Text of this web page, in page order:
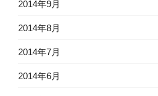
2014年9月
2014年8月
2014年7月
2014年6月